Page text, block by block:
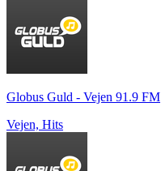
Globus Guld - Vejen 91.9 FM
Vejen, Hits